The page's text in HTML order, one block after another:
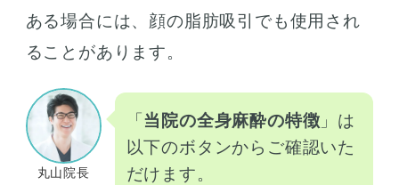
ある場合には、顔の脂肪吸引でも使用され
ることがあります。
丸山院長
「当院の全身麻酔の特徴 」は
以下のボタンからご確認いた
だけます。